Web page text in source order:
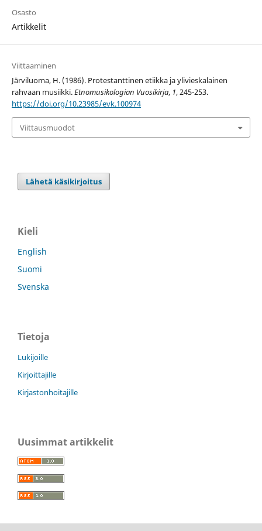
Osasto
Artikkelit
Viittaaminen
Järviluoma, H. (1986). Protestanttinen etiikka ja ylivieskalainen
rahvaan musiikki.Etnomusikologian Vuosikirja, 1, 245-253.
https://doi.org/10.23985/evk.100974
Viittausmuodot
Lähetä käsikirjoitus
Kieli
English
Suomi
Svenska
Tietoja
Lukijoille
Kirjoittajille
Kirjastonhoitajille
Uusimmat artikkelit